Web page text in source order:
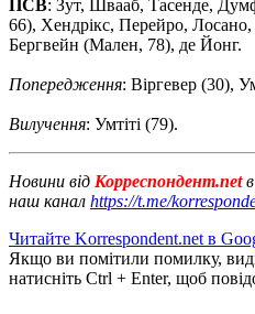
ПСВ: Зут, Швааб, Тасенде,
66), Хендрікс, Перейро, Лосано,
Бергвейн (Мален, 78), де Йонг.
Попередження: Віргевер (30),
Вилучення: Умтіті (79).
Новини від Корреспондент.net
наш канал https://t.me/
Читайте Korrespondent.net в
Якщо ви помітили помилку,
натисніть Ctrl + Enter, щоб